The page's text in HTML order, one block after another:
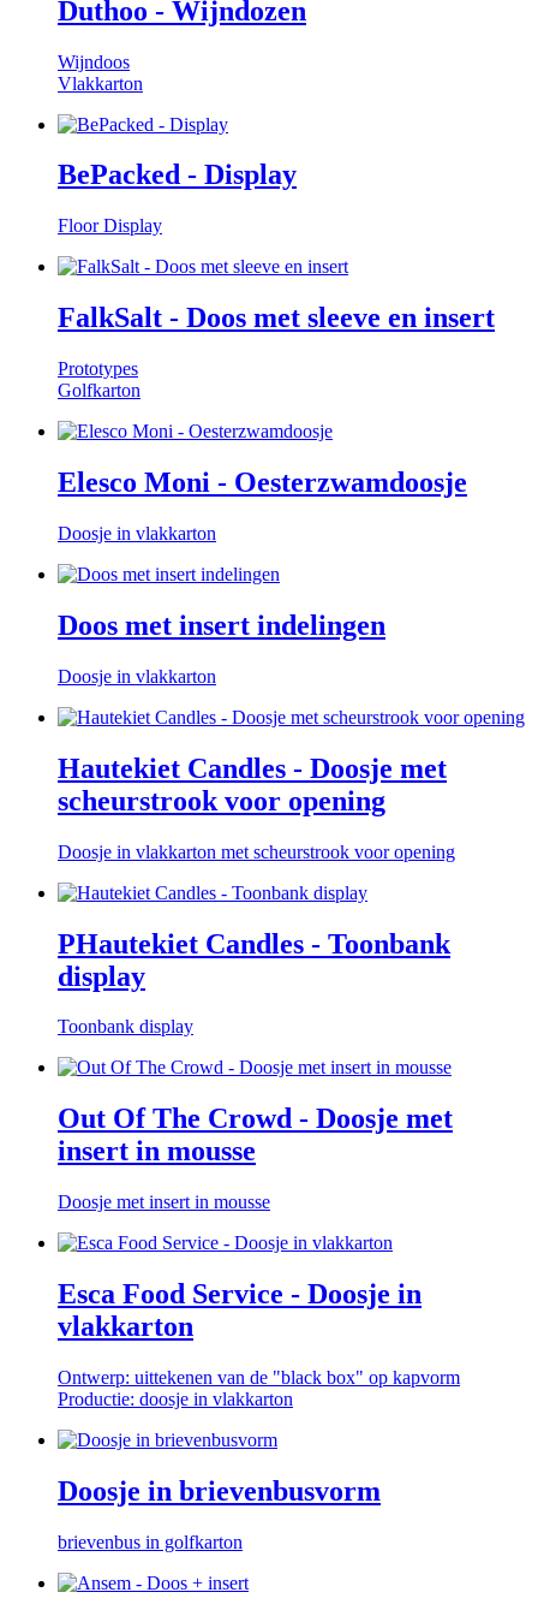
Duthoo - Wijndozen
Wijndoos
Vlakkarton
BePacked - Display
Floor Display
FalkSalt - Doos met sleeve en insert
Prototypes
Golfkarton
Elesco Moni - Oesterzwamdoosje
Doosje in vlakkarton
Doos met insert indelingen
Doosje in vlakkarton
Hautekiet Candles - Doosje met
scheurstrook voor opening
Doosje in vlakkarton met scheurstrook voor opening
PHautekiet Candles - Toonbank
display
Toonbank display
Out Of The Crowd - Doosje met
insert in mousse
Doosje met insert in mousse
Esca Food Service - Doosje in
vlakkarton
Ontwerp: uittekenen van de "black box" op kapvorm
Productie: doosje in vlakkarton
Doosje in brievenbusvorm
brievenbus in golfkarton